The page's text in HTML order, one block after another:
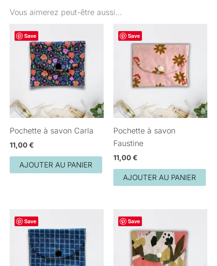
Vous aimerez peut-être aussi…
Save
Pochette à savon Carla
11,00 €
AJOUTER AU PANIER
Save
Pochette à savon
Faustine
11,00 €
AJOUTER AU PANIER
Save Save